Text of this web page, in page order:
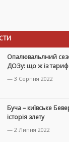
Опалювальлний
ДОЗу: що ж із
— 3 Серпня 2022
Буча – київське
історія злету
— 2 Липня 2022